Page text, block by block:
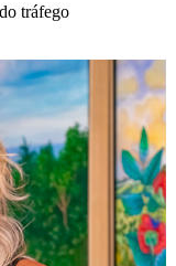
tráfego